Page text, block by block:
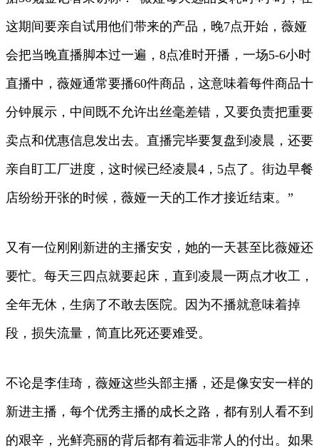
这期间要亲自试用他们带来的产品，晚7点开始，薇娅
会把当晚直播脚本过一遍，8点准时开播，一场5-6小时
直播中，薇娅通常要播60件商品，这意味着每件商品十
分钟展示，中间既不允许出丝毫差错，又要负责把重要
卖点和优惠信息发出去。直播完毕要复盘到凌晨，还要
亲自盯工厂进度，这时候已经凌晨4，5点了。街边早餐
店纷纷开张的时候，薇娅一天的工作才接近结束。”
又有一位刚刚新进的主播安安，她的一天甚至比薇娅还
要忙。每天三四点就要起床，直到凌晨一两点才收工，
全年无休，生病了不敢去医院。因为不播就意味着掉
段，损失流量，简直比死还要难受。
不论是李佳琦，薇娅这些头部主播，还是像安安一样的
新进主播，每个优秀主播的成长之路，都有别人看不到
的艰辛，光鲜亮丽的背后都有着远非常人的付出。如果